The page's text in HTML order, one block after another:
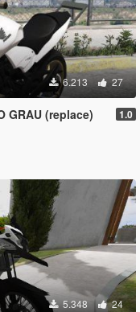
6.213 27
GRAU (replace) 1.0
5.348 24